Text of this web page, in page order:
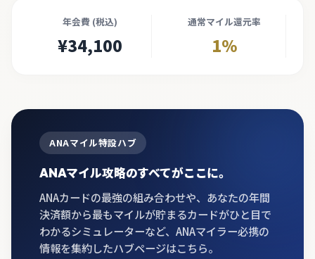
年会費 (税込)
¥34,100
通常マイル還元率
1%
ANAマイル特設ハブ
ANAマイル攻略のすべてがここに。
ANAカードの最強の組み合わせや、あなたの年間
決済額から最もマイルが貯まるカードがひと目で
わかるシミュレーターなど、ANAマイラー必携の
情報を集約したハブページはこちら。